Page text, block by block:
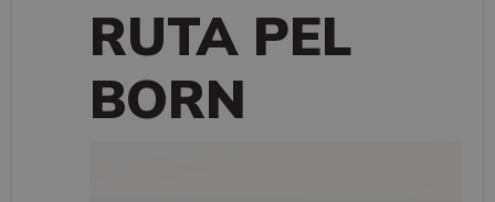
RUTA PEL
BORN